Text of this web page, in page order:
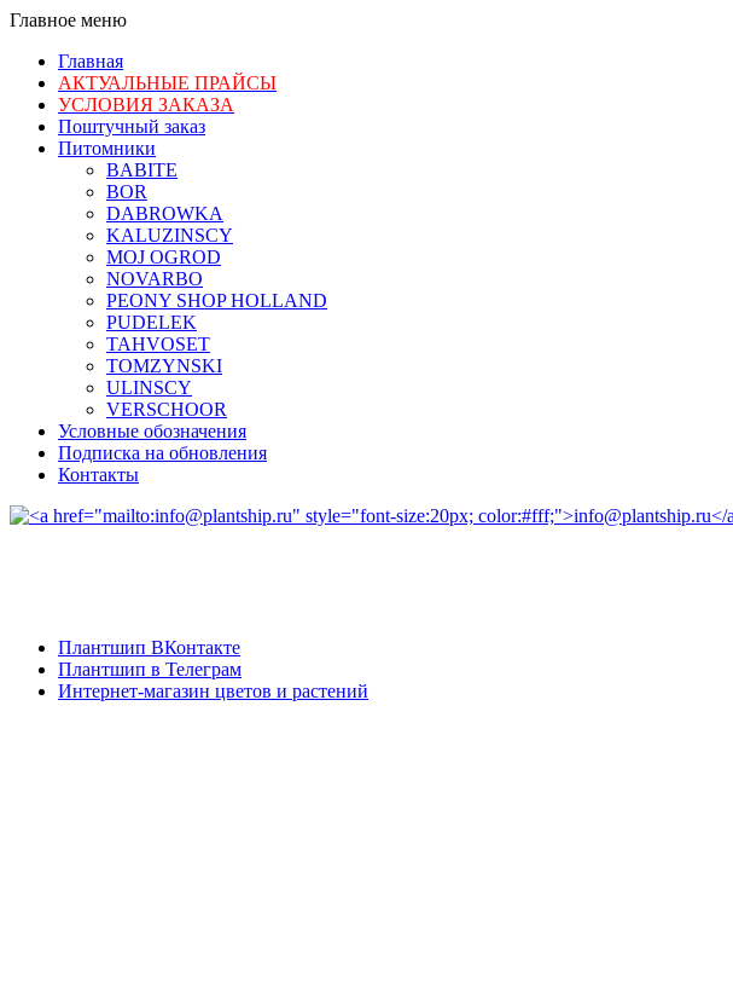
Главное меню
Главная
АКТУАЛЬНЫЕ ПРАЙСЫ
УСЛОВИЯ ЗАКАЗА
Поштучный заказ
Питомники
BABITE
BOR
DABROWKA
KALUZINSCY
MOJ OGROD
NOVARBO
PEONY SHOP HOLLAND
PUDELEK
TAHVOSET
TOMZYNSKI
ULINSCY
VERSCHOOR
Условные обозначения
Подписка на обновления
Контакты
Плантшип ВКонтакте
Плантшип в Телеграм
Интернет-магазин цветов и растений